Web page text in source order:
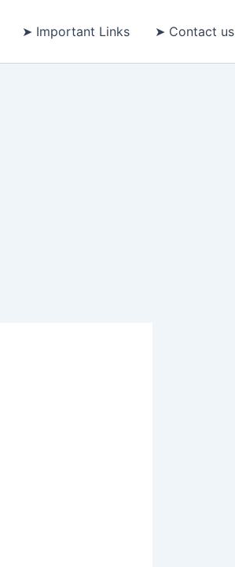
➤ Important Links ➤ Contact us